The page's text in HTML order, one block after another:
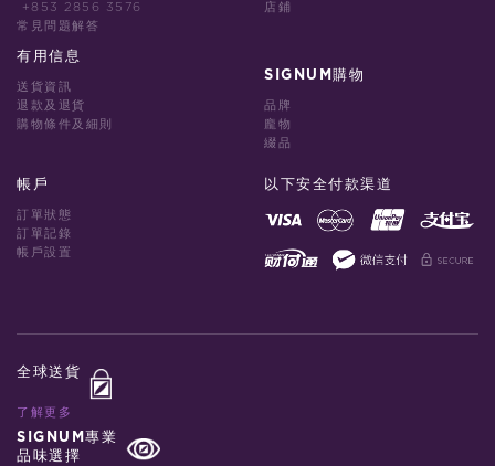
+853 2856 3576
常見問題解答
有用信息
送貨資訊
退款及退貨
購物條件及細則
店鋪
SIGNUM購物
品牌
龐物
綴品
帳戶
訂單狀態
訂單記錄
帳戶設置
以下安全付款渠道
全球送貨
了解更多
SIGNUM專業
品味選擇